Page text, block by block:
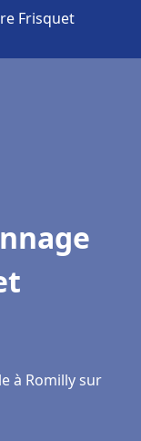
Frisquet
à Romilly sur